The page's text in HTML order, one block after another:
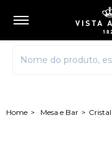
Mesa e Bar Cristal